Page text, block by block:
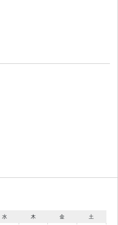
水 木 金 土